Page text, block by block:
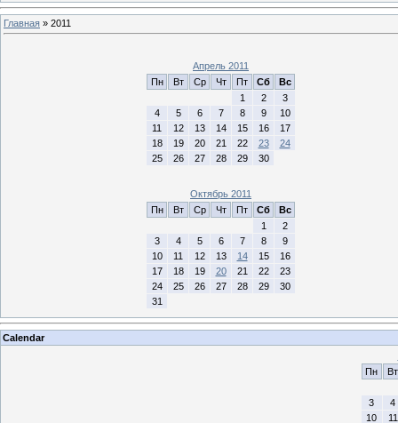
Главная » 2011
Апрель 2011
Пн
Вт Ср Чт Пт Сб
Вс
1
2
3
4
5 6 7 8 9
10
11
12 13 14 15 16
17
18
19 20 21 22 23
24
25
26 27 28 29 30
Октябрь 2011
Пн
Вт Ср Чт Пт Сб
Вс
1
2
3
4 5 6 7 8
9
10
11 12 13 14 15
16
17
18 19 20 21 22
23
24
25 26 27 28 29
30
31
Calendar
Пн
Вт
3
4
10
11